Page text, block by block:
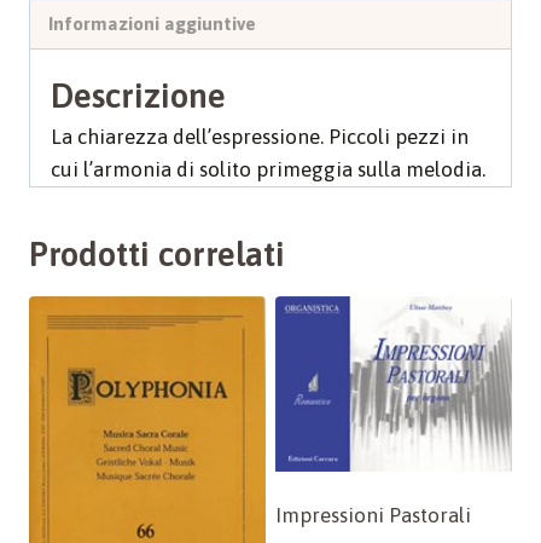
Informazioni aggiuntive
Descrizione
La chiarezza dell’espressione. Piccoli pezzi in
cui l’armonia di solito primeggia sulla melodia.
Prodotti correlati
Impressioni Pastorali